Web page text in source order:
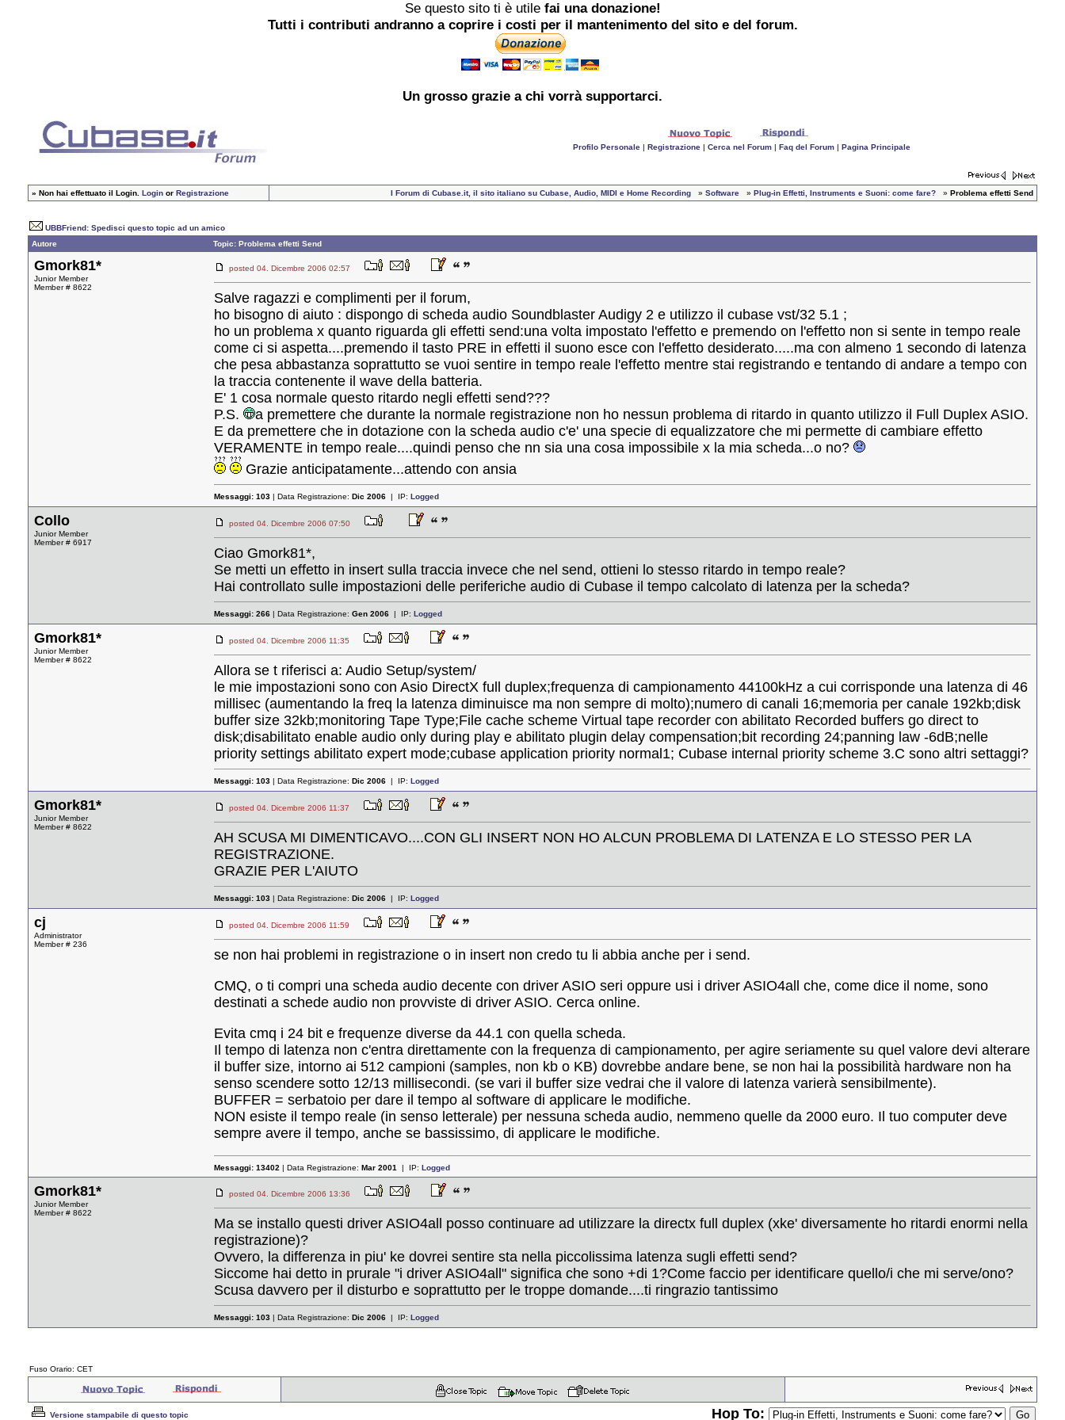
Se questo sito ti è utile fai una donazione!
Tutti i contributi andranno a coprire i costi per il mantenimento del sito e del forum.
Un grosso grazie a chi vorrà supportarci.
Profilo Personale| Registrazione| Cerca nel Forum| Faq del Forum| Pagina Principale
» Non hai effettuato il Login. Login or Registrazione I Forum di Cubase.it, il sito italiano su Cubase, Audio, MIDI e Home Recording » Software » Plug-in Effetti, Instruments e Suoni: come fare? » Problema effetti Send
UBBFriend: Spedisci questo topic ad un amico
Autore
Topic: Problema effetti Send
Gmork81*
Junior Member
Member # 8622
posted 04. Dicembre 2006 02:57
Salve ragazzi e complimenti per il forum,
ho bisogno di aiuto : dispongo di scheda audio Soundblaster Audigy 2 e utilizzo il cubase vst/32 5.1 ;
ho un problema x quanto riguarda gli effetti send:una volta impostato l'effetto e premendo on l'effetto non si sente in tempo reale
come ci si aspetta....premendo il tasto PRE in effetti il suono esce con l'effetto desiderato.....ma con almeno 1 secondo di latenza
che pesa abbastanza soprattutto se vuoi sentire in tempo reale l'effetto mentre stai registrando e tentando di andare a tempo con
la traccia contenente il wave della batteria.
E' 1 cosa normale questo ritardo negli effetti send???
P.S.
a premettere che durante la normale registrazione non ho nessun problema di ritardo in quanto utilizzo il Full Duplex ASIO.
E da premettere che in dotazione con la scheda audio c'e' una specie di equalizzatore che mi permette di cambiare effetto
VERAMENTE in tempo reale....quindi penso che nn sia una cosa impossibile x la mia scheda...o no?
Grazie anticipatamente...attendo con ansia
Messaggi: 103 | Data Registrazione: Dic 2006 | IP: Logged
Collo
Junior Member
Member # 6917
posted 04. Dicembre 2006 07:50
Ciao Gmork81*,
Se metti un effetto in insert sulla traccia invece che nel send, ottieni lo stesso ritardo in tempo reale?
Hai controllato sulle impostazioni delle periferiche audio di Cubase il tempo calcolato di latenza per la scheda?
Messaggi: 266 | Data Registrazione: Gen 2006 | IP: Logged
Gmork81*
Junior Member
Member # 8622
posted 04. Dicembre 2006 11:35
Allora se t riferisci a: Audio Setup/system/
le mie impostazioni sono con Asio DirectX full duplex;frequenza di campionamento 44100kHz a cui corrisponde una latenza di 46
millisec (aumentando la freq la latenza diminuisce ma non sempre di molto);numero di canali 16;memoria per canale 192kb;disk
buffer size 32kb;monitoring Tape Type;File cache scheme Virtual tape recorder con abilitato Recorded buffers go direct to
disk;disabilitato enable audio only during play e abilitato plugin delay compensation;bit recording 24;panning law -6dB;nelle
priority settings abilitato expert mode;cubase application priority normal1; Cubase internal priority scheme 3.C sono altri settaggi?
Messaggi: 103 | Data Registrazione: Dic 2006 | IP: Logged
Gmork81*
Junior Member
Member # 8622
posted 04. Dicembre 2006 11:37
AH SCUSA MI DIMENTICAVO....CON GLI INSERT NON HO ALCUN PROBLEMA DI LATENZA E LO STESSO PER LA
REGISTRAZIONE.
GRAZIE PER L'AIUTO
Messaggi: 103 | Data Registrazione: Dic 2006 | IP: Logged
cj
Administrator
Member # 236
posted 04. Dicembre 2006 11:59
se non hai problemi in registrazione o in insert non credo tu li abbia anche per i send.
CMQ, o ti compri una scheda audio decente con driver ASIO seri oppure usi i driver ASIO4all che, come dice il nome, sono
destinati a schede audio non provviste di driver ASIO. Cerca online.
Evita cmq i 24 bit e frequenze diverse da 44.1 con quella scheda.
Il tempo di latenza non c'entra direttamente con la frequenza di campionamento, per agire seriamente su quel valore devi alterare
il buffer size, intorno ai 512 campioni (samples, non kb o KB) dovrebbe andare bene, se non hai la possibilità hardware non ha
senso scendere sotto 12/13 millisecondi. (se vari il buffer size vedrai che il valore di latenza varierà sensibilmente).
BUFFER = serbatoio per dare il tempo al software di applicare le modifiche.
NON esiste il tempo reale (in senso letterale) per nessuna scheda audio, nemmeno quelle da 2000 euro. Il tuo computer deve
sempre avere il tempo, anche se bassissimo, di applicare le modifiche.
Messaggi: 13402 | Data Registrazione: Mar 2001 | IP: Logged
Gmork81*
Junior Member
Member # 8622
posted 04. Dicembre 2006 13:36
Ma se installo questi driver ASIO4all posso continuare ad utilizzare la directx full duplex (xke' diversamente ho ritardi enormi nella
registrazione)?
Ovvero, la differenza in piu' ke dovrei sentire sta nella piccolissima latenza sugli effetti send?
Siccome hai detto in prurale "i driver ASIO4all" significa che sono +di 1?Come faccio per identificare quello/i che mi serve/ono?
Scusa davvero per il disturbo e soprattutto per le troppe domande....ti ringrazio tantissimo
Messaggi: 103 | Data Registrazione: Dic 2006 | IP: Logged
Fuso Orario: CET
Versione stampabile di questo topic Hop To: